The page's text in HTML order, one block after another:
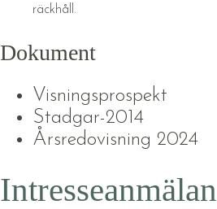
räckhåll.
Dokument
Visningsprospekt
Stadgar-2014
Årsredovisning 2024
Intresseanmälan